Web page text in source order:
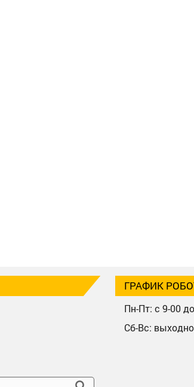
ГРАФИК
Пн-Пт: с 9-00
Сб-Вс: